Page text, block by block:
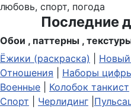
любовь, спорт, погода
Последние
Обои , паттерны ,
Ёжики (раскраска)
Отношения
Наборы
Военные
Колобок танкист
Спорт
Черлидинг